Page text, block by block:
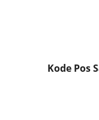
Kode Pos